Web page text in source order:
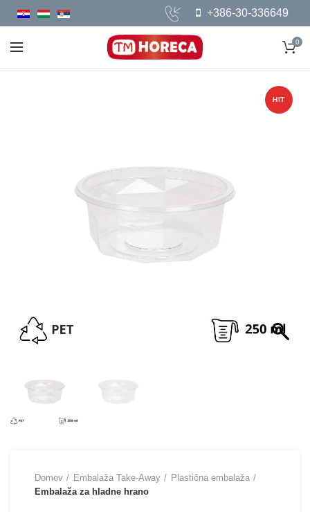
+386-30-336649
0
HIT
Domov Embalaža Take-Away
Plastična embalaža
Embalaža za hladne hrano